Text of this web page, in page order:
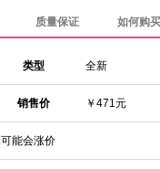
质量保证 如何购
类型 全新
销售价 ￥471元
能会涨价